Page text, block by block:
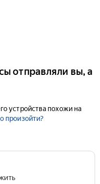
отправляли вы, а
устройства похожи на
произойти?